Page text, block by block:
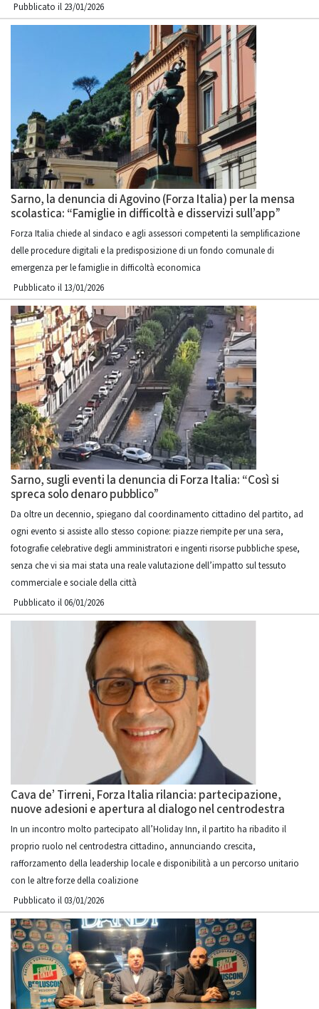
Pubblicato il 23/01/2026
Sarno, la denuncia di Agovino (Forza Italia) per la mensa
scolastica: “Famiglie in difficoltà e disservizi sull’app”
Forza Italia chiede al sindaco e agli assessori competenti la semplificazione
delle procedure digitali e la predisposizione di un fondo comunale di
emergenza per le famiglie in difficoltà economica
Pubblicato il 13/01/2026
Sarno, sugli eventi la denuncia di Forza Italia: “Così si
spreca solo denaro pubblico”
Da oltre un decennio, spiegano dal coordinamento cittadino del partito, ad
ogni evento si assiste allo stesso copione: piazze riempite per una sera,
fotografie celebrative degli amministratori e ingenti risorse pubbliche spese,
senza che vi sia mai stata una reale valutazione dell’impatto sul tessuto
commerciale e sociale della città
Pubblicato il 06/01/2026
Cava de’ Tirreni, Forza Italia rilancia: partecipazione,
nuove adesioni e apertura al dialogo nel centrodestra
In un incontro molto partecipato all’Holiday Inn, il partito ha ribadito il
proprio ruolo nel centrodestra cittadino, annunciando crescita,
rafforzamento della leadership locale e disponibilità a un percorso unitario
con le altre forze della coalizione
Pubblicato il 03/01/2026